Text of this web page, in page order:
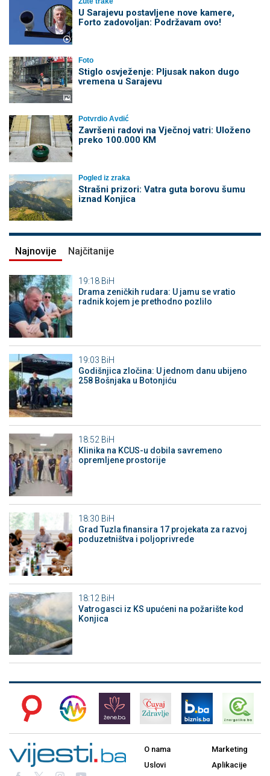
U Sarajevu postavljene nove kamere,
Forto zadovoljan: Podržavam ovo!
Foto
Stiglo osvježenje: Pljusak nakon dugo
vremena u Sarajevu
Potvrdio Avdić
Završeni radovi na Vječnoj vatri: Uloženo
preko 100.000 KM
Pogled iz zraka
Strašni prizori: Vatra guta borovu šumu
iznad Konjica
Najnovije Najčitanije
19:18 BiH
Drama zeničkih rudara: U jamu se vratio
radnik kojem je prethodno pozlilo
19:03 BiH
Godišnjica zločina: U jednom danu ubijeno
258 Bošnjaka u Botonjiću
18:52 BiH
Klinika na KCUS-u dobila savremeno
opremljene prostorije
18:30 BiH
Grad Tuzla finansira 17 projekata za razvoj
poduzetništva i poljoprivrede
18:12 BiH
Vatrogasci iz KS upućeni na požarište kod
Konjica
O nama
Uslovi
Marketing
Aplikacije